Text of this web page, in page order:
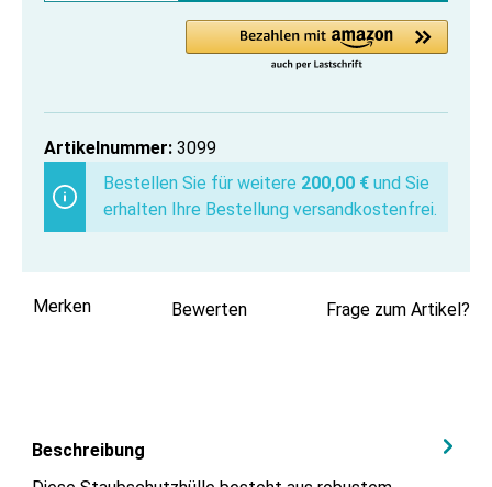
Artikelnummer: 3099
Bestellen Sie für weitere 200,00 € und Sie
erhalten Ihre Bestellung versandkostenfrei.
Merken Bewerten Frage zum Artikel?
Beschreibung